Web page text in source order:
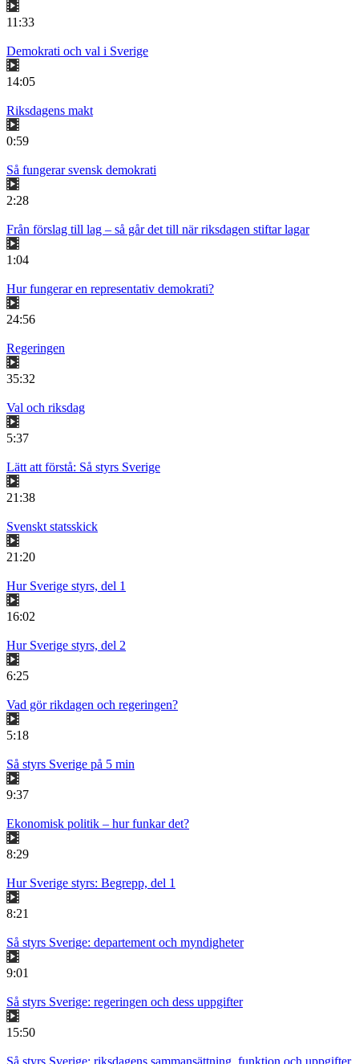
11:33
Demokrati och val i Sverige
14:05
Riksdagens makt
0:59
Så fungerar svensk demokrati
2:28
Från förslag till lag – så går det till när riksdagen stiftar lagar
1:04
Hur fungerar en representativ demokrati?
24:56
Regeringen
35:32
Val och riksdag
5:37
Lätt att förstå: Så styrs Sverige
21:38
Svenskt statsskick
21:20
Hur Sverige styrs, del 1
16:02
Hur Sverige styrs, del 2
6:25
Vad gör rikdagen och regeringen?
5:18
Så styrs Sverige på 5 min
9:37
Ekonomisk politik – hur funkar det?
8:29
Hur Sverige styrs: Begrepp, del 1
8:21
Så styrs Sverige: departement och myndigheter
9:01
Så styrs Sverige: regeringen och dess uppgifter
15:50